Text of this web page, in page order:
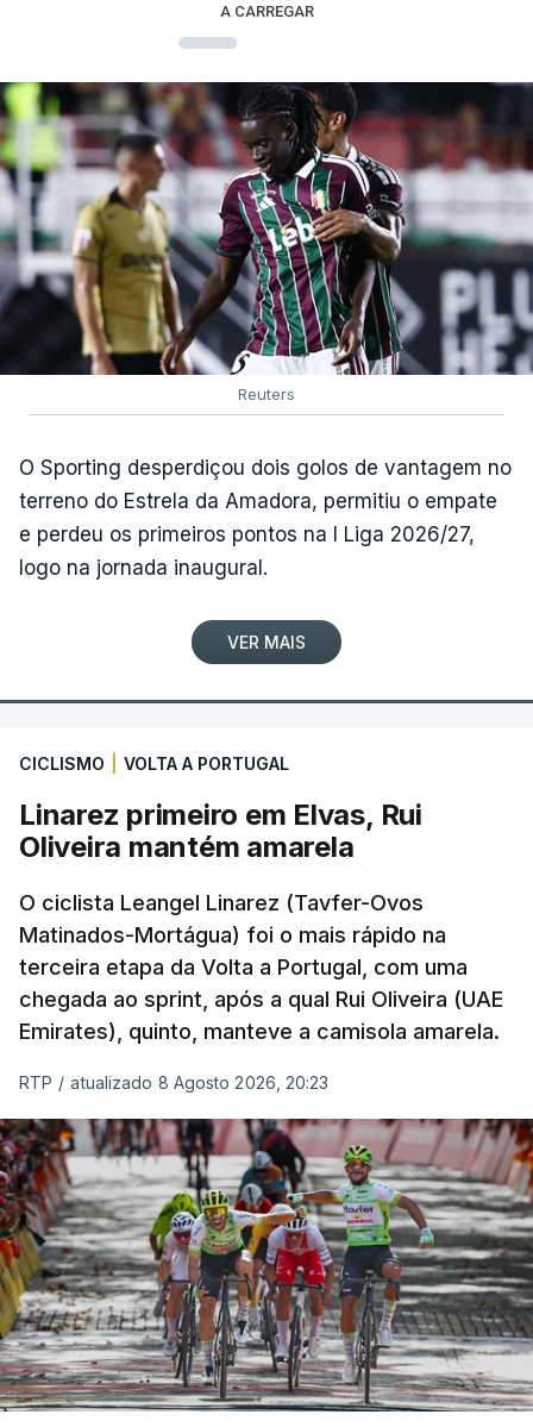
A CARREGAR
Reuters
O Sporting desperdiçou dois golos de vantagem no
terreno do Estrela da Amadora, permitiu o empate
e perdeu os primeiros pontos na I Liga 2026/27,
logo na jornada inaugural.
VER MAIS
CICLISMO VOLTA A PORTUGAL
Linarez primeiro em Elvas, Rui
Oliveira mantém amarela
O ciclista Leangel Linarez (Tavfer-Ovos
Matinados-Mortágua) foi o mais rápido na
terceira etapa da Volta a Portugal, com uma
chegada ao sprint, após a qual Rui Oliveira (UAE
Emirates), quinto, manteve a camisola amarela.
RTP / atualizado 8 Agosto 2026, 20:23